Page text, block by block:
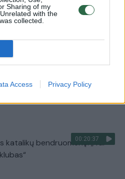
Sharing of my
with the
collected.
Access Privacy Policy
00:00:39
laiminti tos pačios lyties
visiškas abortų draudimas
išėjo į gatves
00:20:37
katalikų bendruomenę: „Tai